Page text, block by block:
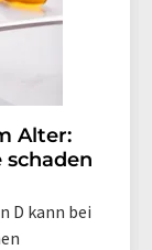
Alter:
schaden
D kann bei